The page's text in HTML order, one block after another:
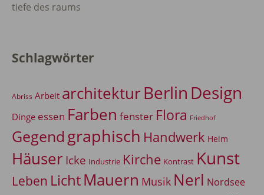
tiefe des raums
Schlagwörter
Abriss Arbeit architekturBerlin Design
Dinge essen Farben fenster Flora Friedhof
Gegendgraphisch Handwerk Heim
Häuser Icke Industrie Kirche Kontrast Kunst
Leben LichtMauern Musik Nerl Nordsee